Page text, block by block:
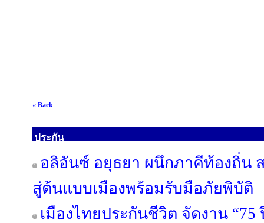
« Back
ประกัน
อลิอันซ์ อยุธยา ผนึกภาคีท้องถิ่น
สู่ต้นแบบเมืองพร้อมรับมือภัยพิบัติ
เมืองไทยประกันชีวิต จัดงาน